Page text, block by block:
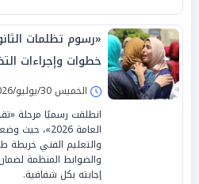
خطوات وإجراءات
الخميس 30/يوليو/2026 - 04:14 م
انطلقت رسميًا مرحلة
العامة 2026»،
والتعليم الفني
والضوابط المنظمة
إجابته بكل شفافية.